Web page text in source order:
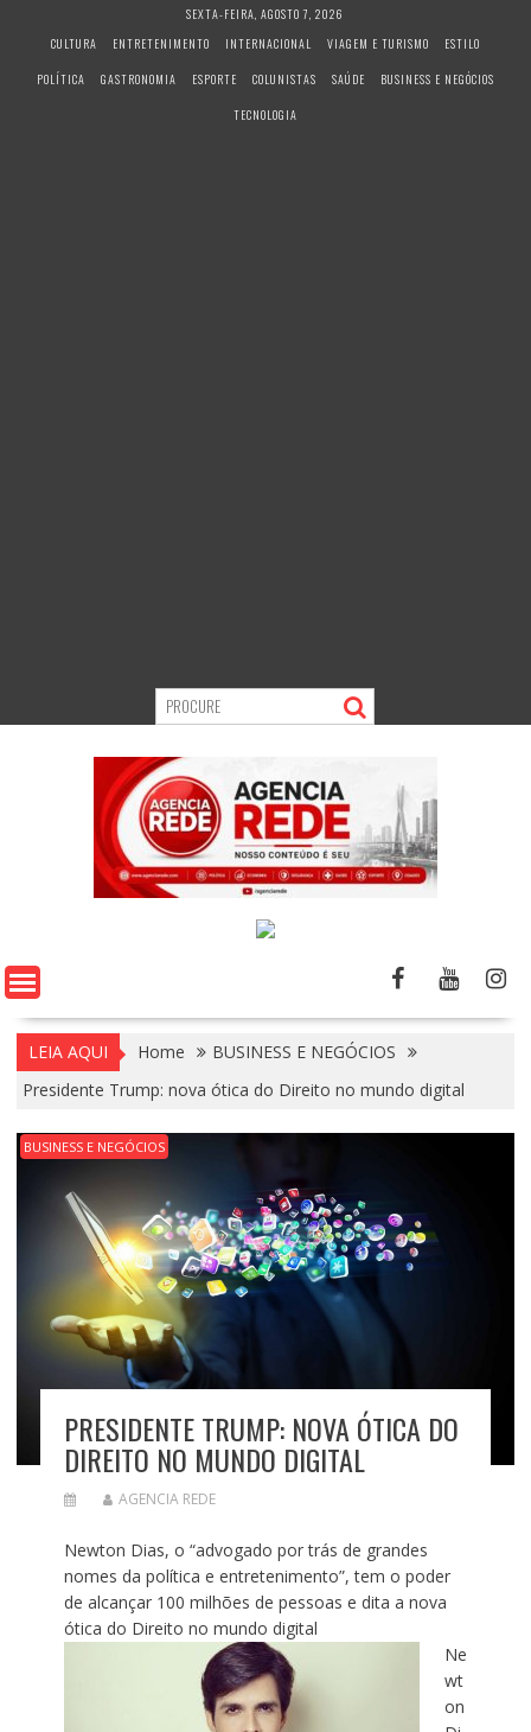
SEXTA-FEIRA, AGOSTO 7, 2026
CULTURA
ENTRETENIMENTO INTERNACIONAL VIAGEM E TURISMO
ESTILO
POLÍTICA
GASTRONOMIA ESPORTE COLUNISTAS SAÚDE
BUSINESS E NEGÓCIOS
TECNOLOGIA
LEIA AQUI Home
BUSINESS E NEGÓCIOS
Presidente Trump: nova ótica do Direito no mundo digital
BUSINESS E NEGÓCIOS
PRESIDENTE TRUMP: NOVA ÓTICA DO
DIREITO NO MUNDO DIGITAL
AGENCIA REDE
Newton Dias, o “advogado por trás de grandes
nomes da política e entretenimento”, tem o poder
de alcançar 100 milhões de pessoas e dita a nova
ótica do Direito no mundo digital
Ne
wt
on